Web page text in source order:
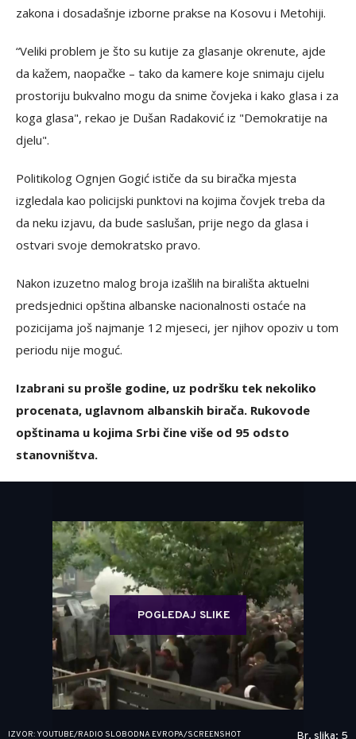
zakona i dosadašnje izborne prakse na Kosovu i Metohiji.
“Veliki problem je što su kutije za glasanje okrenute, ajde
da kažem, naopačke – tako da kamere koje snimaju cijelu
prostoriju bukvalno mogu da snime čovjeka i kako glasa i za
koga glasa", rekao je Dušan Radaković iz "Demokratije na
djelu".
Politikolog Ognjen Gogić ističe da su biračka mjesta
izgledala kao policijski punktovi na kojima čovjek treba da
da neku izjavu, da bude saslušan, prije nego da glasa i
ostvari svoje demokratsko pravo.
Nakon izuzetno malog broja izašlih na birališta aktuelni
predsjednici opština albanske nacionalnosti ostaće na
pozicijama još najmanje 12 mjeseci, jer njihov opoziv u tom
periodu nije moguć.
Izabrani su prošle godine, uz podršku tek nekoliko
procenata, uglavnom albanskih birača. Rukovode
opštinama u kojima Srbi čine više od 95 odsto
stanovništva.
POGLEDAJ SLIKE
IZVOR: YOUTUBE/RADIO SLOBODNA EVROPA/SCREENSHOT